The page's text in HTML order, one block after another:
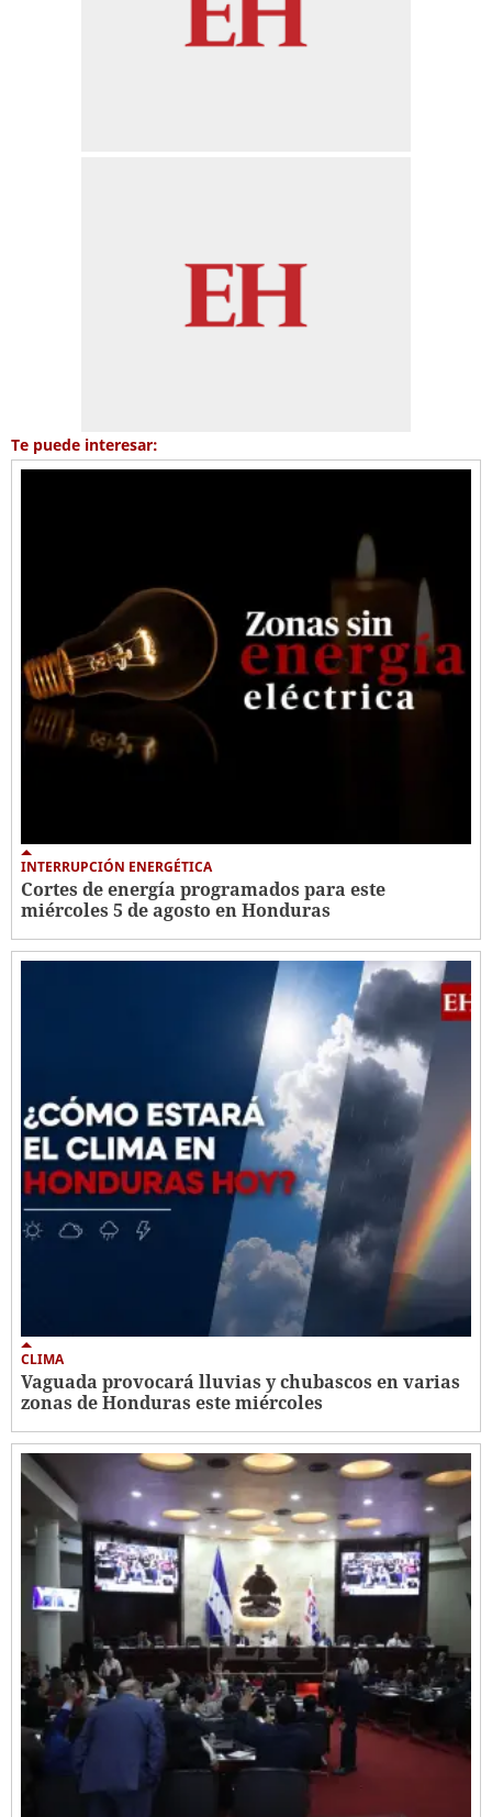
Te puede interesar:
INTERRUPCIÓN ENERGÉTICA
Cortes de energía programados para este
miércoles 5 de agosto en Honduras
CLIMA
Vaguada provocará lluvias y chubascos en varias
zonas de Honduras este miércoles